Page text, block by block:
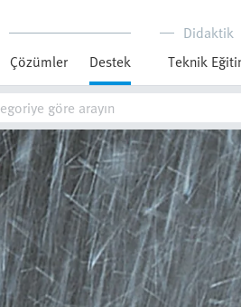
Çözümler Destek
Didaktik
Teknik